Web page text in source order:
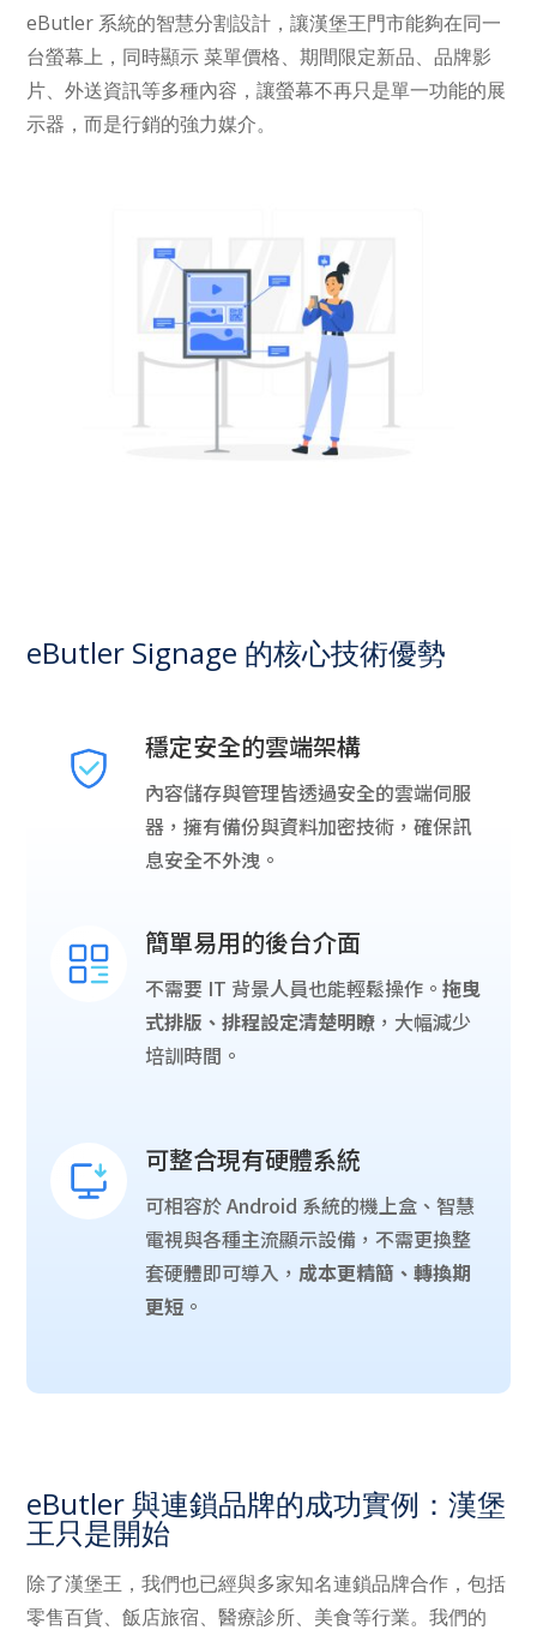
eButler 系統的智慧分割設計，讓漢堡王門市能夠在同一
台螢幕上，同時顯示 菜單價格、期間限定新品、品牌影
片、外送資訊等多種內容，讓螢幕不再只是單一功能的展
示器，而是行銷的強力媒介。
eButler Signage 的核心技術優勢
穩定安全的雲端架構
內容儲存與管理皆透過安全的雲端伺服
器，擁有備份與資料加密技術，確保訊
息安全不外洩。
簡單易用的後台介面
不需要 IT 背景人員也能輕鬆操作。拖曳
式排版、排程設定清楚明瞭 ，大幅減少
培訓時間。
可整合現有硬體系統
可相容於 Android 系統的機上盒、智慧
電視與各種主流顯示設備，不需更換整
套硬體即可導入， 成本更精簡、轉換期
更短 。
eButler 與連鎖品牌的成功實例：漢堡
王只是開始
除了漢堡王，我們也已經與多家知名連鎖品牌合作，包括
零售百貨、飯店旅宿、醫療診所、美食等行業。我們的